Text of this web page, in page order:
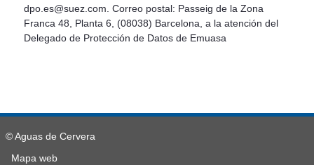
dpo.es@suez.com. Correo postal: Passeig de la Zona
Franca 48, Planta 6, (08038) Barcelona, a la atención del
Delegado de Protección de Datos de Emuasa
© Aguas de Cervera
Mapa web